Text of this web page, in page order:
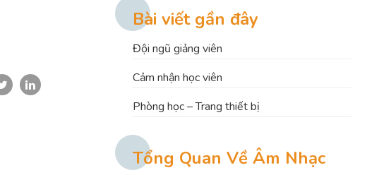
Bài viết gần đây
Đội ngũ giảng viên
Cảm nhận học viên
Phòng học – Trang thiết bị
Tổng Quan Về Âm Nhạc